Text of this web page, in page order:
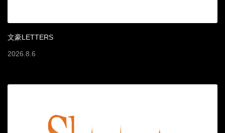
文豪LETTERS
2026 8 6